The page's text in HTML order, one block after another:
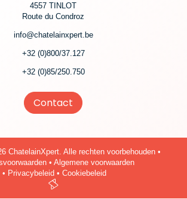
4557 TINLOT
Route du Condroz
info@chatelainxpert.be
+32 (0)800/37.127
+32 (0)85/250.750
Contact
ChatelainXpert. Alle rechten voorbehouden •
• Algemene voorwaarden
• Privacybeleid • Cookiebeleid